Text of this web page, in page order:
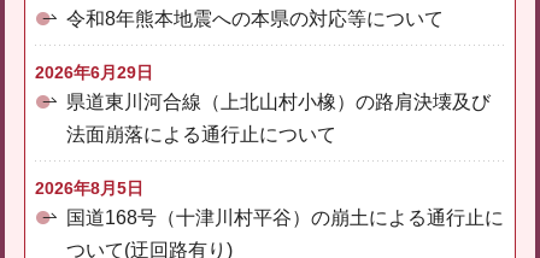
令和8年熊本地震への本県の対応等について
2026年6月29日
県道東川河合線（上北山村小橡）の路肩決壊及び
法面崩落による通行止について
2026年8月5日
国道168号（十津川村平谷）の崩土による通行止に
ついて(迂回路有り)